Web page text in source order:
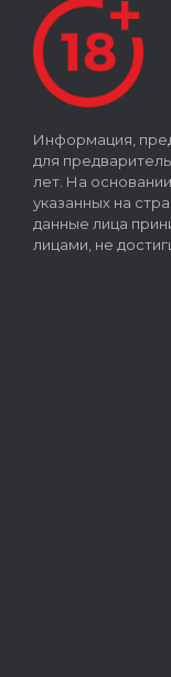
Информация,
для
лет. На
указанных на
данные лица
лицами, не